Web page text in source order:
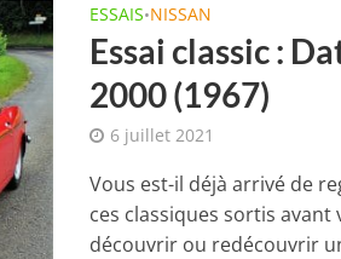
ESSAIS•NISSAN
Essai classic :
2000 (1967)
6 juillet 2021
Vous est-il déjà arrivé de
ces classiques sortis avant
découvrir ou redécouvrir